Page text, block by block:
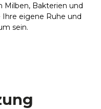
Milben, Bakterien und
Ihre eigene Ruhe und
sein.
die Matratze gerollt